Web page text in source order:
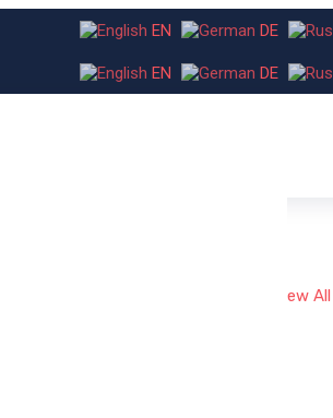
EN DE
EN DE
insurance to wealth management
we dedicated financial
View